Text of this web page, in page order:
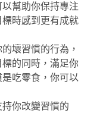
幫助你保持專注
時感到更有成就
壞習慣的行為，
的同時，滿足你
吃零食，你可以
你改變習慣的